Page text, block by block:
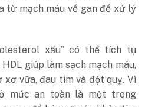
từ mạch máu về gan để xử lý
xấu” có thể tích tụ
giúp làm sạch mạch máu,
xơ vữa, đau tim và đột quỵ. Vì
mức an toàn là một trong